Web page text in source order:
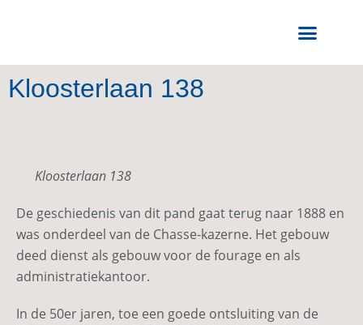
Kloosterlaan 138
Kloosterlaan 138
De geschiedenis van dit pand gaat terug naar 1888 en
was onderdeel van de Chasse-kazerne. Het gebouw
deed dienst als gebouw voor de fourage en als
administratiekantoor.
In de 50er jaren, toe een goede ontsluiting van de